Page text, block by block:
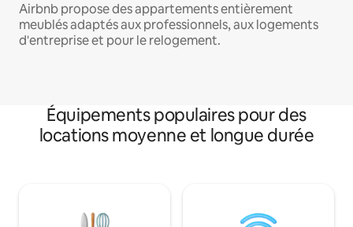
Airbnb propose des appartements entièrement
meublés adaptés aux professionnels, aux logements
d'entreprise et pour le relogement.
Équipements populaires pour des
locations moyenne et longue durée